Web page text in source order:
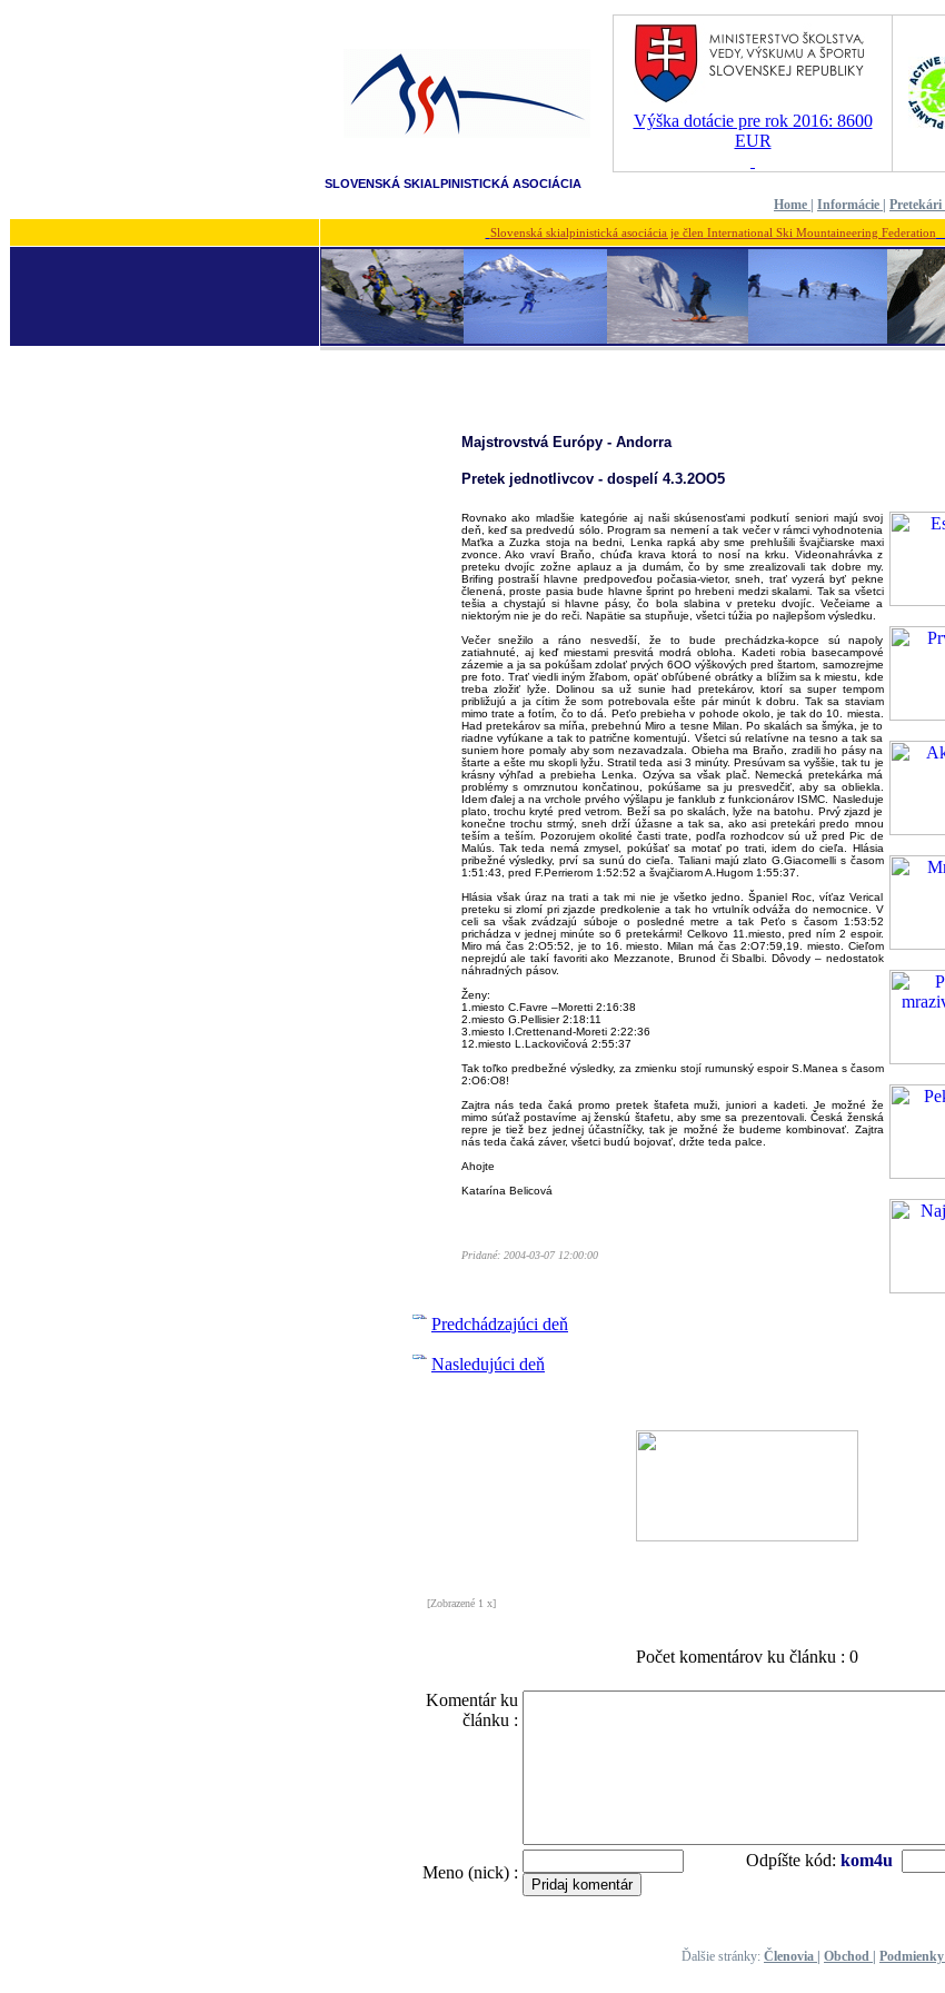
Výška dotácie pre rok 2016: 8600
EUR
SLOVENSKÁ SKIALPINISTICKÁ ASOCIÁCIA
Home Informácie Pretekári
Slovenská skialpinistická asociácia je člen International Ski Mountaineering Federation
Majstrovstvá Európy - Andorra
Pretek jednotlivcov - dospelí 4.3.2OO5
Rovnako ako mladšie kategórie aj naši skúsenosťami podkutí seniori majú svoj
deň, keď sa predvedú sólo. Program sa nemení a tak večer v rámci vyhodnotenia
Maťka a Zuzka stoja na bedni, Lenka rapká aby sme prehlušili švajčiarske maxi
zvonce. Ako vraví Braňo, chúďa krava ktorá to nosí na krku. Videonahrávka z
preteku dvojíc zožne aplauz a ja dumám, čo by sme zrealizovali tak dobre my.
Brifing postraší hlavne predpoveďou počasia-vietor, sneh, trať vyzerá byť pekne
členená, proste pasia bude hlavne šprint po hrebeni medzi skalami. Tak sa všetci
tešia a chystajú si hlavne pásy, čo bola slabina v preteku dvojíc. Večeiame a
niektorým nie je do reči. Napätie sa stupňuje, všetci túžia po najlepšom výsledku.
Večer snežilo a ráno nesvedší, že to bude prechádzka-kopce sú napoly
zatiahnuté, aj keď miestami presvitá modrá obloha. Kadeti robia basecampové
zázemie a ja sa pokúšam zdolať prvých 6OO výškových pred štartom, samozrejme
pre foto. Trať viedli iným žľabom, opäť obľúbené obrátky a blížim sa k miestu, kde
treba zložiť lyže. Dolinou sa už sunie had pretekárov, ktorí sa super tempom
približujú a ja cítim že som potrebovala ešte pár minút k dobru. Tak sa staviam
mimo trate a fotím, čo to dá. Peťo prebieha v pohode okolo, je tak do 10. miesta.
Had pretekárov sa míňa, prebehnú Miro a tesne Milan. Po skalách sa šmýka, je to
riadne vyfúkane a tak to patrične komentujú. Všetci sú relatívne na tesno a tak sa
suniem hore pomaly aby som nezavadzala. Obieha ma Braňo, zradili ho pásy na
štarte a ešte mu skopli lyžu. Stratil teda asi 3 minúty. Presúvam sa vyššie, tak tu je
krásny výhľad a prebieha Lenka. Ozýva sa však plač. Nemecká pretekárka má
problémy s omrznutou končatinou, pokúšame sa ju presvedčiť, aby sa obliekla.
Idem ďalej a na vrchole prvého výšlapu je fanklub z funkcionárov ISMC. Nasleduje
plato, trochu kryté pred vetrom. Beží sa po skalách, lyže na batohu. Prvý zjazd je
konečne trochu strmý, sneh drží úžasne a tak sa, ako asi pretekári predo mnou
teším a teším. Pozorujem okolité časti trate, podľa rozhodcov sú už pred Pic de
Malús. Tak teda nemá zmysel, pokúšať sa motať po trati, idem do cieľa. Hlásia
pribežné výsledky, prví sa sunú do cieľa. Taliani majú zlato G.Giacomelli s časom
1:51:43, pred F.Perrierom 1:52:52 a švajčiarom A.Hugom 1:55:37.
Hlásia však úraz na trati a tak mi nie je všetko jedno. Španiel Roc, víťaz Verical
preteku si zlomí pri zjazde predkolenie a tak ho vrtulník odváža do nemocnice. V
celi sa však zvádzajú súboje o posledné metre a tak Peťo s časom 1:53:52
prichádza v jednej minúte so 6 pretekármi! Celkovo 11.miesto, pred ním 2 espoir.
Miro má čas 2:O5:52, je to 16. miesto. Milan má čas 2:O7:59,19. miesto. Cieľom
neprejdú ale takí favoriti ako Mezzanote, Brunod či Sbalbi. Dôvody – nedostatok
náhradných pásov.
Ženy:
1.miesto C.Favre –Moretti 2:16:38
2.miesto G.Pellisier 2:18:11
3.miesto I.Crettenand-Moreti 2:22:36
12.miesto L.Lackovičová 2:55:37
Tak toľko predbežné výsledky, za zmienku stojí rumunský espoir S.Manea s časom
2:O6:O8!
Zajtra nás teda čaká promo pretek štafeta muži, juniori a kadeti. Je možné že
mimo súťaž postavíme aj ženskú štafetu, aby sme sa prezentovali. Česká ženská
repre je tiež bez jednej účastníčky, tak je možné že budeme kombinovať. Zajtra
nás teda čaká záver, všetci budú bojovať, držte teda palce.
Ahojte
Katarína Belicová
Pridané: 2004-03-07 12:00:00
Predchádzajúci deň
Nasledujúci deň
[Zobrazené 1 x]
Počet komentárov ku článku : 0
Komentár ku
článku :
Meno (nick) :
Odpíšte kód: kom4u
Ďalšie stránky: Členovia Obchod Podmienky